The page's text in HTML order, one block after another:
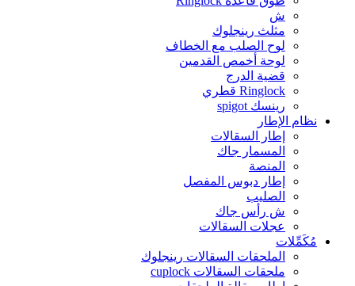
ش
مثلث رينجلوك
لوح الصلب مع الخطاف
لوحة أخمص القدمين
قضية الدرج
Ringlock قطري
رينسك spigot
نظام الإطار
إطار السقالات
المسمار جاك
المنصة
إطار دبوس المفصل
الصليب
ش رأس جاك
عجلات السقالات
مُكَمِّلات
الملحقات السقالات رينجلوك
ملحقات السقالات cuplock